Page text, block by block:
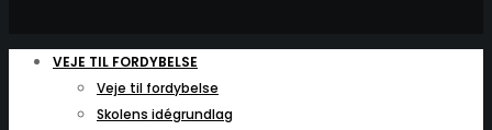
VEJE TIL FORDYBELSE
Veje til fordybelse
Skolens idégrundlag